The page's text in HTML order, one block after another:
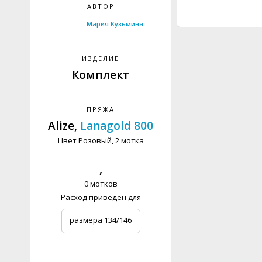
АВТОР
Мария Кузьмина
ИЗДЕЛИЕ
Комплект
ПРЯЖА
Alize, Lanagold 800
Цвет Розовый, 2 мотка
,
0 мотков
Расход приведен для
размера 134/146